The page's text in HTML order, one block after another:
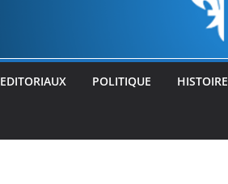
EDITORIAUX POLITIQUE HISTOIRE